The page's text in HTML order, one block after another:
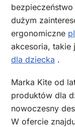
dużym
ergonomiczne
akcesoria, takie
dla dziecka .
Marka Kite od
produktów dla
nowoczesny
W ofercie